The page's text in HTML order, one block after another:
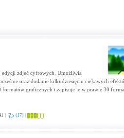
edycji zdjęć cyfrowych. Umożliwia
oraz dodanie kilkudziesięciu ciekawych
graficznych i zapisuje je w prawie 30
| (17)|